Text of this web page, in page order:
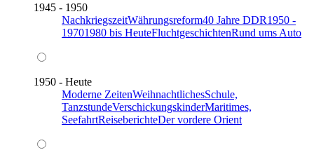
1945 - 1950
NachkriegszeitWährungsreform40 Jahre DDR1950 -
19701980 bis HeuteFluchtgeschichtenRund ums Auto
1950 - Heute
Moderne ZeitenWeihnachtlichesSchule,
TanzstundeVerschickungskinderMaritimes,
SeefahrtReiseberichteDer vordere Orient